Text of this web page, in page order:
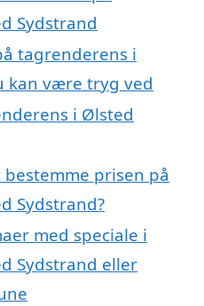
Sydstrand
tagrenderens i
kan være tryg ved
i Ølsted
prisen på
Sydstrand?
med speciale i
Sydstrand eller